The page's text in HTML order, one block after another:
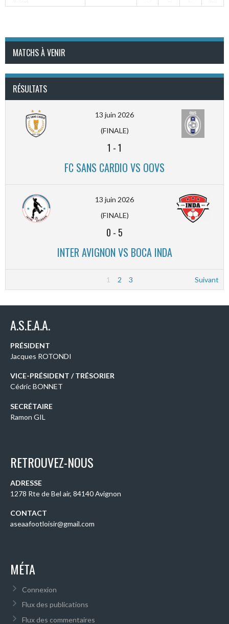
MATCHS À VENIR
RÉSULTATS
13 juin 2026
(FINALE)
1 -1
FC SANS CARDIO VS OOVS
13 juin 2026
(FINALE)
0 - 5
INTER AVIGNON VS BOCA INDA
1 2 3 Suivant
A.S.E.A.A.
PRÉSIDENT
Jacques ROTONDI
VICE-PRÉSIDENT / TRÉSORIER
Cédric BONNET
SECRÉTAIRE
Ramon GIL
RETROUVEZ-NOUS
ADRESSE
1278 Rte de Bel air, 84140 Avignon
CONTACT
aseaafootloisir@gmail.com
MÉTA
Connexion
Flux des publications
Flux des commentaires